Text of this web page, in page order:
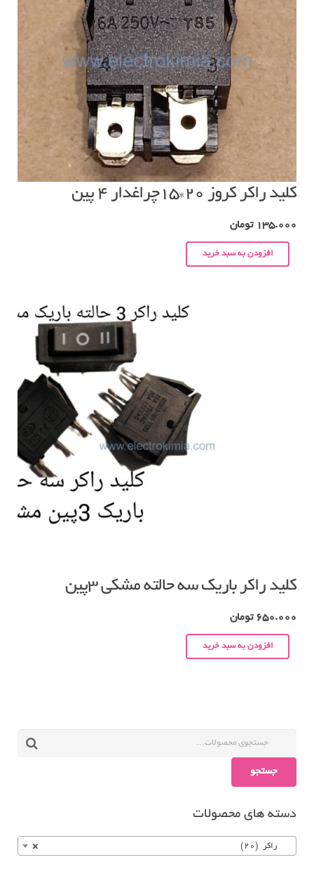
کلید راکر کروز ۲۰*۱۵چراغدار ۴ پین
135.000 تومان
افزودن به سبد خرید
کلید راکر باریک سه حالته مشکی ۳پین
650.000 تومان
افزودن به سبد خرید
جستجو
دسته های محصولات
× راکر (20)